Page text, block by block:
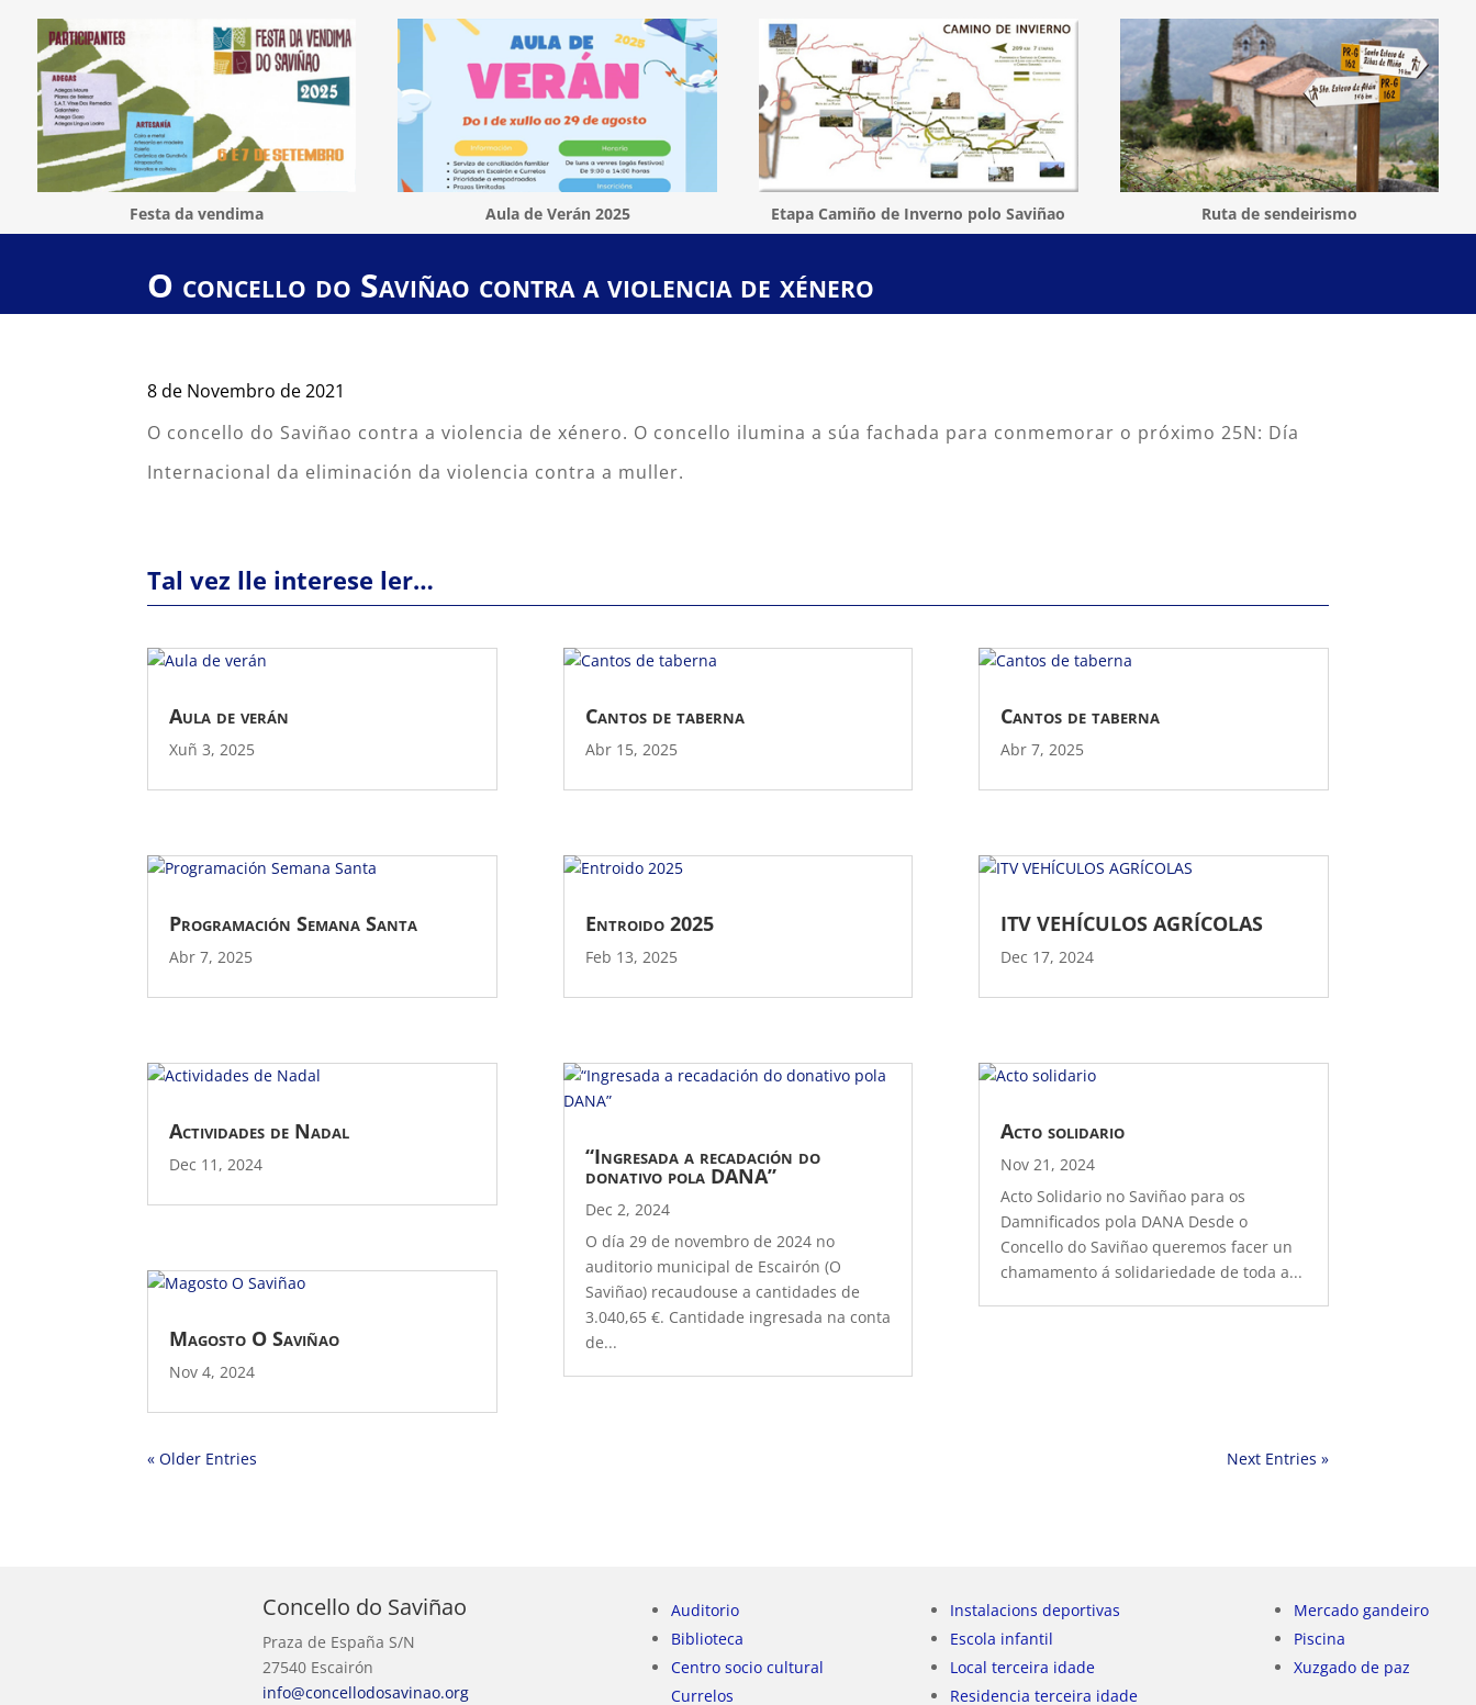
Festa da vendima Aula de Verán 2025 Etapa Camiño de Inverno polo Saviñao Ruta de sendeirismo
O concello do Saviñao contra a violencia de xénero
8 de Novembro de 2021
O concello do Saviñao contra a violencia de xénero. O concello ilumina a súa fachada para conmemorar o próximo 25N: Día
Internacional da eliminación da violencia contra a muller.
Tal vez lle interese ler…
Aula de verán
Xuñ 3, 2025
Programación Semana Santa
Abr 7, 2025
Actividades de Nadal
Dec 11, 2024
Magosto O Saviñao
Nov 4, 2024
Cantos de taberna
Abr 15, 2025
Entroido 2025
Feb 13, 2025
“Ingresada a recadación do
donativo pola DANA”
Dec 2, 2024
O día 29 de novembro de 2024 no
auditorio municipal de Escairón (O
Saviñao) recaudouse a cantidades de
3.040,65 €. Cantidade ingresada na conta
de...
Cantos de taberna
Abr 7, 2025
ITV VEHÍCULOS AGRÍCOLAS
Dec 17, 2024
Acto solidario
Nov 21, 2024
Acto Solidario no Saviñao para os
Damnificados pola DANA Desde o
Concello do Saviñao queremos facer un
chamamento á solidariedade de toda a...
« Older Entries Next Entries »
Concello do Saviñao
Praza de España S/N
27540 Escairón
info@concellodosavinao.org
Auditorio
Biblioteca
Centro socio cultural
Currelos
Instalacions deportivas
Escola infantil
Local terceira idade
Residencia terceira idade
Mercado gandeiro
Piscina
Xuzgado de paz